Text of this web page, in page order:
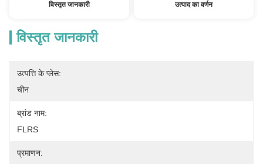
विस्तृत जानकारी उत्पाद का वर्णन
विस्तृत जानकारी
उत्पत्ति के प्लेस:
चीन
ब्रांड नाम:
FLRS
प्रमाणन: